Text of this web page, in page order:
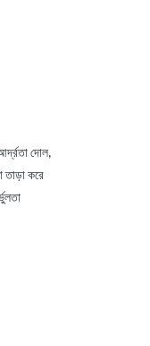
দোল,
তাড়া করে